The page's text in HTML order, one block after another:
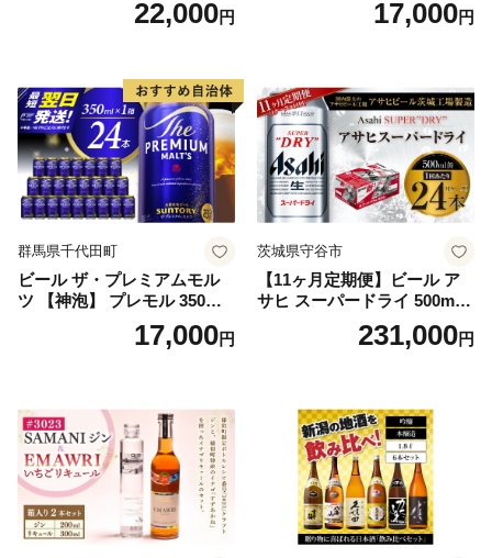
22,000円 17,000円
群馬県千代田町
ビール ザ・プレミアムモル
ツ 【神泡】 プレモル 350ml
× 24本 サントリー〈天然水の
ビール工場〉群馬※沖縄・離
17,000円
茨城県守谷市
【11ヶ月定期便】ビール ア
サヒ スーパードライ 500ml 2
4本 1ケース×11ヶ月 | アサヒ
ビール 究極の辛口 酒 お酒 ア
uper dry 11回 缶ビール 缶 ギ
フト 内祝い 茨城県守谷市 送
料無料
231,000円